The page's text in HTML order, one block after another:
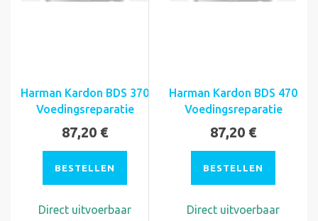
Harman Kardon BDS 370
Voedingsreparatie
87,20 €
BESTELLEN
Direct uitvoerbaar
Harman Kardon BDS 470
Voedingsreparatie
87,20 €
BESTELLEN
Direct uitvoerbaar